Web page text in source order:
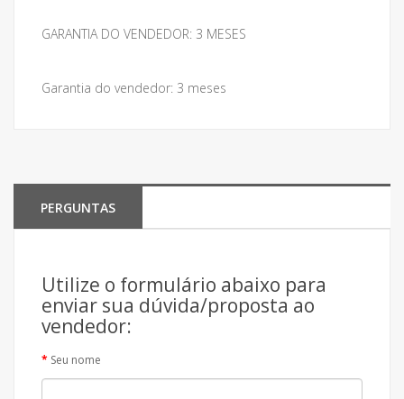
GARANTIA DO VENDEDOR: 3 MESES
Garantia do vendedor: 3 meses
PERGUNTAS
Utilize o formulário abaixo para
enviar sua dúvida/proposta ao
vendedor:
Seu nome